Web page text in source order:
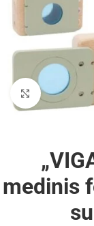
Padidinti
medinis